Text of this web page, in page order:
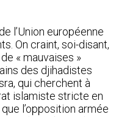
l’Union européenne
On craint, soi-disant,
« mauvaises »
des djihadistes
qui cherchent à
islamiste stricte en
l’opposition armée